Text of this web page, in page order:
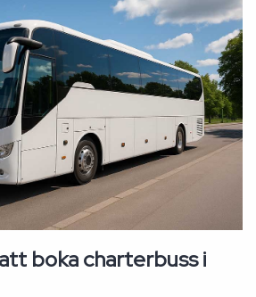
boka charterbuss i